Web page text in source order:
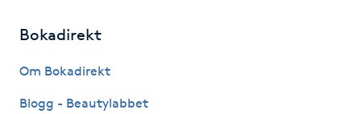
Gravidmassage
Bokadirekt
Om Bokadirekt
Blogg - Beautylabbet